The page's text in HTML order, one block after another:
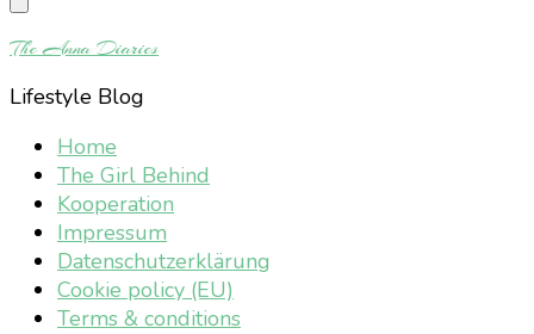
The Anna Diaries
Lifestyle Blog
Home
The Girl Behind
Kooperation
Impressum
Datenschutzerklärung
Cookie policy (EU)
Terms & conditions